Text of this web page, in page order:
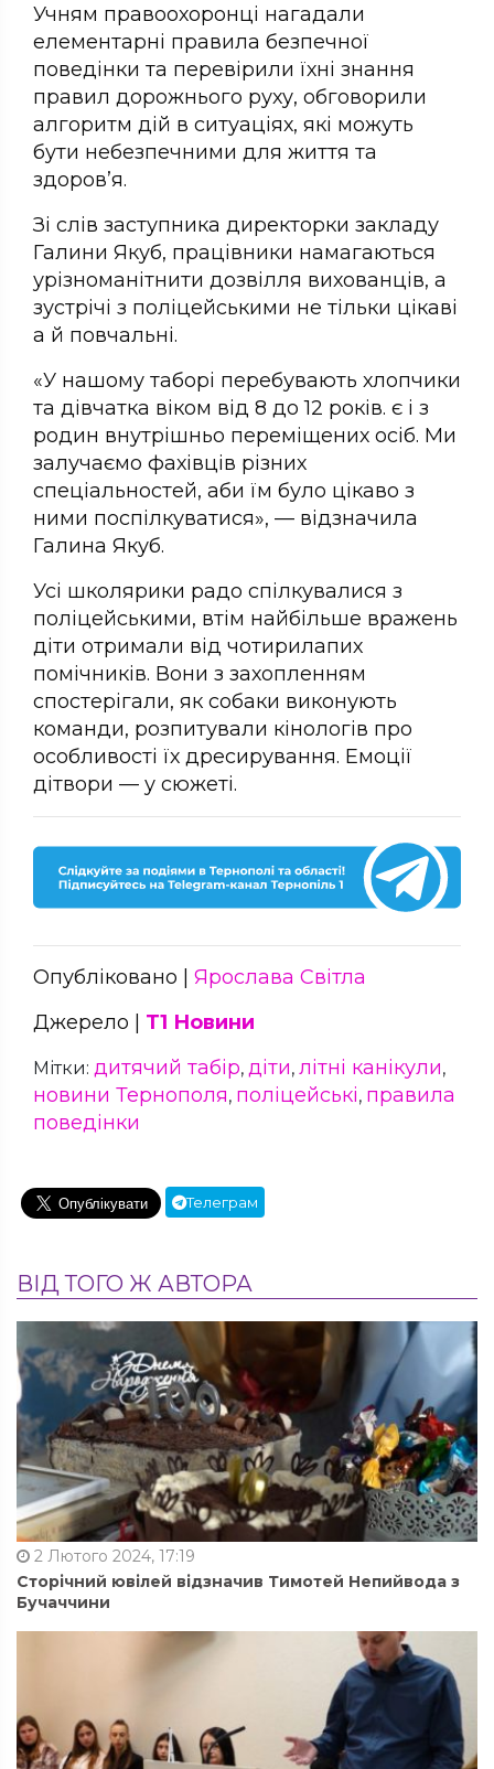
Учням правоохоронці нагадали
елементарні правила безпечної
поведінки та перевірили їхні знання
правил дорожнього руху, обговорили
алгоритм дій в ситуаціях, які можуть
бути небезпечними для життя та
здоров’я.
Зі слів заступника директорки закладу
Галини Якуб, працівники намагаються
урізноманітнити дозвілля вихованців, а
зустрічі з поліцейськими не тільки цікаві
а й повчальні.
«У нашому таборі перебувають хлопчики
та дівчатка віком від 8 до 12 років. є і з
родин внутрішньо переміщених осіб. Ми
залучаємо фахівців різних
спеціальностей, аби їм було цікаво з
ними поспілкуватися», — відзначила
Галина Якуб.
Усі школярики радо спілкувалися з
поліцейськими, втім найбільше вражень
діти отримали від чотирилапих
помічників. Вони з захопленням
спостерігали, як собаки виконують
команди, розпитували кінологів про
особливості їх дресирування. Емоції
дітвори — у сюжеті.
Опубліковано | Ярослава Світла
Джерело | Т1 Новини
Мітки: дитячий табір, діти, літні канікули,
новини Тернополя, поліцейські, правила
поведінки
Телеграм
ВІД ТОГО Ж АВТОРА
2 Лютого 2024, 17:19
Сторічний ювілей відзначив Тимотей Непийвода з
Бучаччини